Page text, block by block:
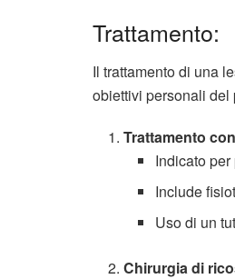
Trattamento:
Il trattamento di una
obiettivi personali del
Trattamento
Indicato
Include
Uso di un
Chirurgia di